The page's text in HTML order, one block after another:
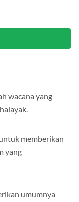
wacana yang
memberikan
yang
umumnya